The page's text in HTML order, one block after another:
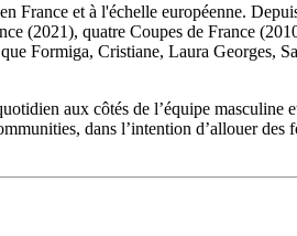
France et à l'échelle européenne.
(2021), quatre Coupes de France
Formiga, Cristiane, Laura Georges,
aux côtés de l’équipe masculine
dans l’intention d’allouer des